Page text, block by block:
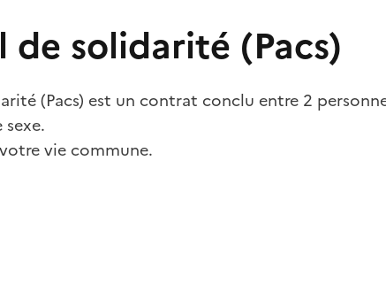
de solidarité (Pacs)
(Pacs) est un contrat conclu entre 2
vie commune.